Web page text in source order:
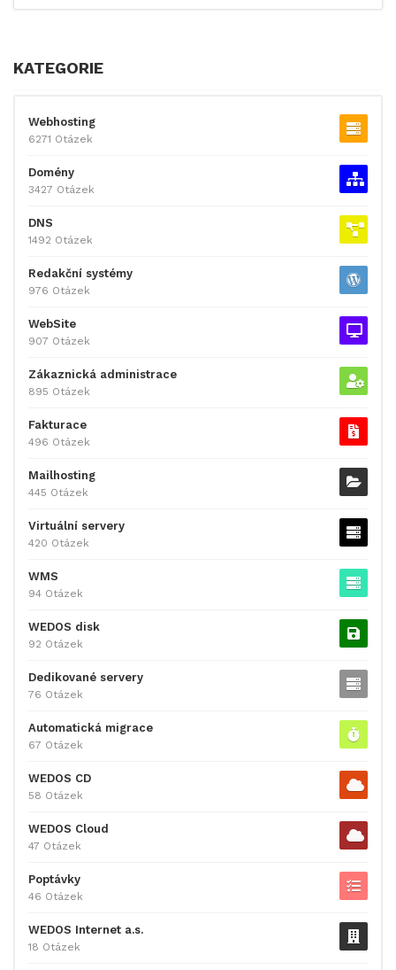
KATEGORIE
Webhosting
6271 Otázek
Domény
3427 Otázek
DNS
1492 Otázek
Redakční systémy
976 Otázek
WebSite
907 Otázek
Zákaznická administrace
895 Otázek
Fakturace
496 Otázek
Mailhosting
445 Otázek
Virtuální servery
420 Otázek
WMS
94 Otázek
WEDOS disk
92 Otázek
Dedikované servery
76 Otázek
Automatická migrace
67 Otázek
WEDOS CD
58 Otázek
WEDOS Cloud
47 Otázek
Poptávky
46 Otázek
WEDOS Internet a.s.
18 Otázek